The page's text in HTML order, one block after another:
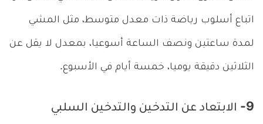
اتباع أسلوب رياضة ذات معدل متوسط، مثل المشي
لمدة ساعتين ونصف الساعة أسوعيا، بمعدل لا يقل عن
الثلاثين دقيقة يوميا، خمسة أيام في الأسبوع.
9- الابتعاد عن التدخين والتدخين السلبي